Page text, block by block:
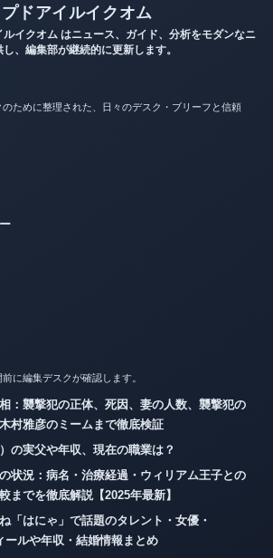
ドアイルイクオム
イクオム はニュース、ガイド、分析をモダンなニ
、編集部が継続的に更新します。
ために整理された、日々のデスク・ブリーフと信頼
に編集デスクが確認します。
：襲撃犯の正体、死因、妻の人数、襲撃犯の
村雅彦のミームまで徹底検証
の実父や年収、現在の職業は？
状況：病名・治療経過・ウィリアム王子との
までを徹底解説【2025年最新】
「はにゃ」で話題のタレント・女優・
ルや年収・結婚情報まとめ